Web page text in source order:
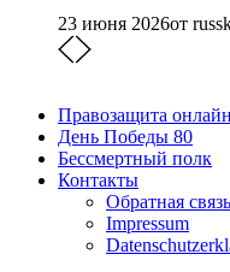
23 июня 2026от
Правозащита онлайн
День Победы 80
Бессмертный полк
Контакты
Обратная связь
Impressum